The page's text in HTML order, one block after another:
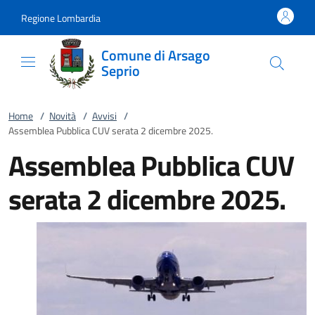
Regione Lombardia
Comune di Arsago
Seprio
Home / Novità / Avvisi /
Assemblea Pubblica CUV serata 2 dicembre 2025.
Assemblea Pubblica CUV
serata 2 dicembre 2025.